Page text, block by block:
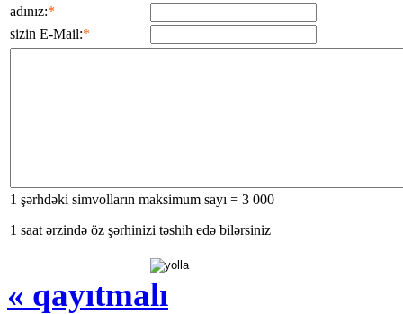
adınız:*
sizin E-Mail:*
1 şərhdəki simvolların maksimum sayı = 3 000
1 saat ərzində öz şərhinizi təshih edə bilərsiniz
« qayıtmalı